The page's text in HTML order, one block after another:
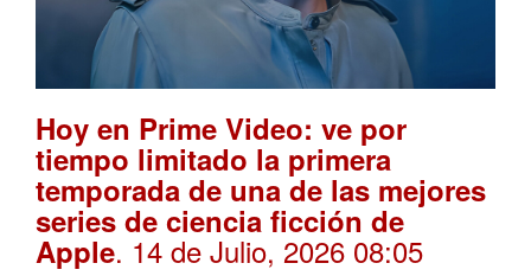
Hoy en Prime Video: ve por
tiempo limitado la primera
temporada de una de las mejores
series de ciencia ficción de
Apple. 14 de Julio, 2026 08:05